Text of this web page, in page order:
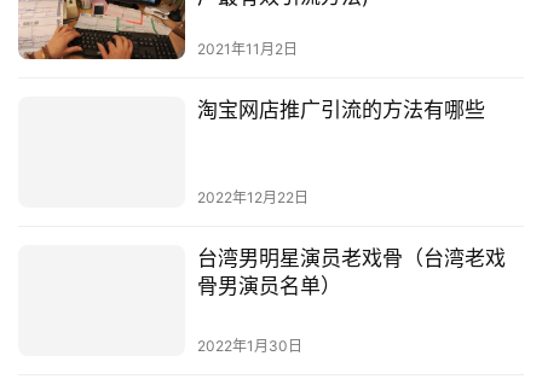
2021年11月2日
淘宝网店推广引流的方法有哪些
2022年12月22日
台湾男明星演员老戏骨（台湾老戏
骨男演员名单）